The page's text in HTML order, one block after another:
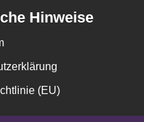
Hinweise
(EU)